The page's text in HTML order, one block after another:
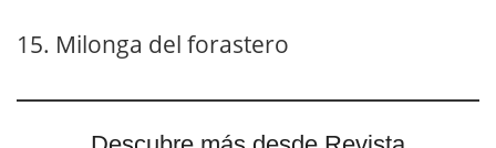
15. Milonga del forastero